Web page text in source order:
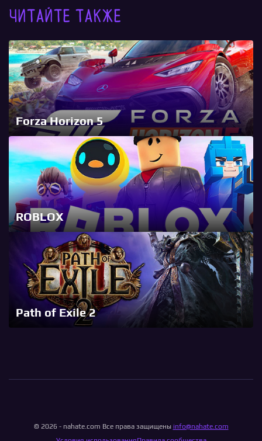
Читайте также
Forza Horizon 5
ROBLOX
Path of Exile 2
© 2026 - nahate.com Все права защищены info@nahate.com